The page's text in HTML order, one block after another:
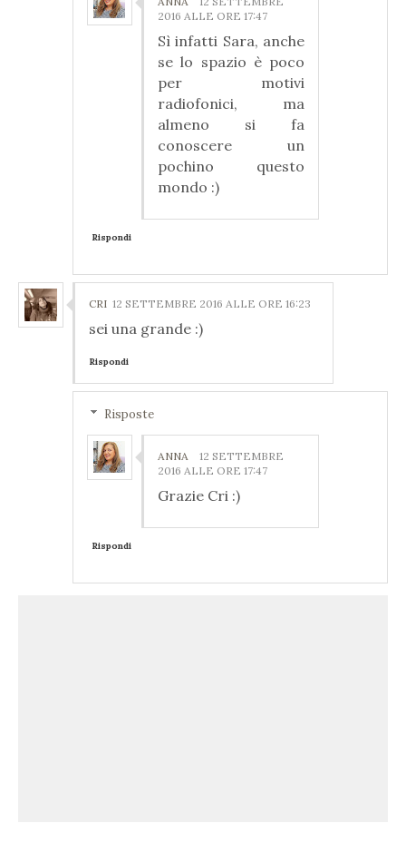
2016 ALLE ORE 17:47
Sì infatti Sara, anche
se lo spazio è poco
per motivi
radiofonici, ma
almeno si fa
conoscere un
pochino questo
mondo :)
Rispondi
CRI 12 SETTEMBRE 2016 ALLE ORE 16:23
sei una grande :)
Rispondi
Risposte
ANNA
12 SETTEMBRE
2016 ALLE ORE 17:47
Grazie Cri :)
Rispondi